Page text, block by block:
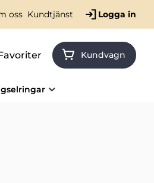
oss Kundtjänst Logga in
Kundvagn